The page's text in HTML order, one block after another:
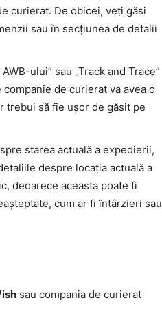
curierat. De obicei, veți găsi
sau în secțiunea de detalii
ului” sau „Track and Trace”
de curierat va avea o
trebui să fie ușor de găsit pe
starea actuală a expedierii,
despre locația actuală a
deoarece aceasta poate fi
cum ar fi întârzieri sau
sau compania de curierat